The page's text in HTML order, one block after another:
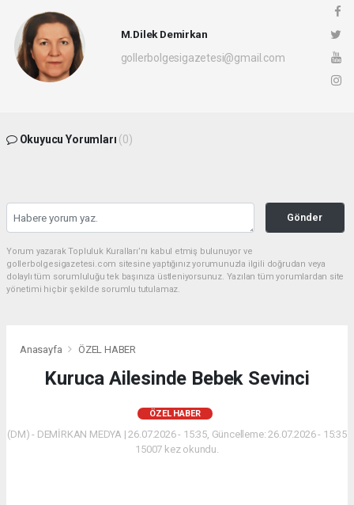
M.Dilek Demirkan
gollerbolgesigazetesi@gmail.com
Okuyucu Yorumları (0)
Gönder
Yorum yazarak Topluluk Kuralları’nı kabul etmiş bulunuyor ve
gollerbolgesigazetesi.com sitesine yaptığınız yorumunuzla ilgili doğrudan veya
dolaylı tüm sorumluluğu tek başınıza üstleniyorsunuz. Yazılan tüm yorumlardan site
yönetimi hiçbir şekilde sorumlu tutulamaz.
Anasayfa ÖZEL HABER
Kuruca Ailesinde Bebek Sevinci
ÖZEL HABER
(DM) - DEMİRKAN MEDYA | 26.07.2026 - 15:35, Güncelleme: 26.07.2026 - 15:35
15007 kez okundu.